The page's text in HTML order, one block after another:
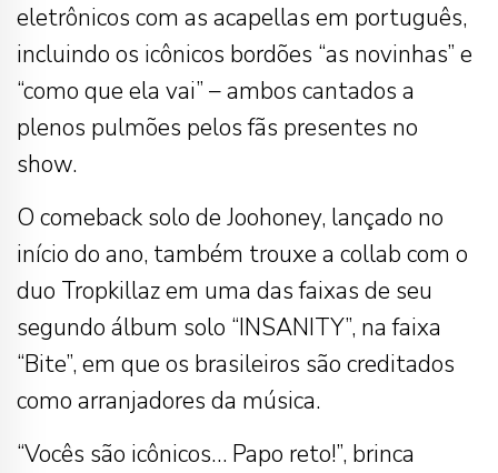
eletrônicos com as acapellas em português,
incluindo os icônicos bordões “as novinhas” e
“como que ela vai” – ambos cantados a
plenos pulmões pelos fãs presentes no
show.
O comeback solo de Joohoney, lançado no
início do ano, também trouxe a collab com o
duo Tropkillaz em uma das faixas de seu
segundo álbum solo “INSANITY”, na faixa
“Bite”, em que os brasileiros são creditados
como arranjadores da música.
“Vocês são icônicos… Papo reto!”, brinca